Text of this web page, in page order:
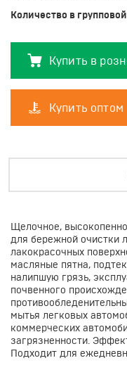
Количество в
Купить в
Купить оптом
Щелочное,
для бережной очистки
лакокрасочных
масляные пятна,
налипшую грязь,
почвенного
мытья легковых
коммерческих
загрязненности.
Подходит для